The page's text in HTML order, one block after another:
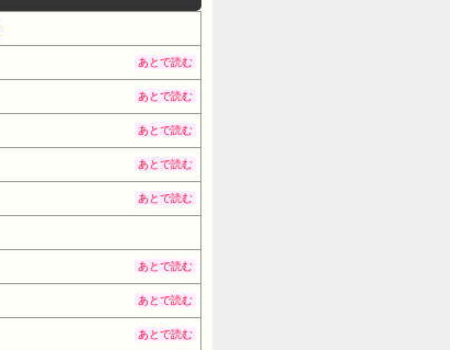
あとで読む
あとで読む
あとで読む
あとで読む
あとで読む
あとで読む
あとで読む
あとで読む